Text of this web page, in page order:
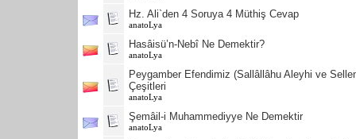
Hz. Ali`den 4 Soruya 4 Müthiş Cevap
anatoLya
Hasâisü’n-Nebî Ne Demektir?
anatoLya
Peygamber Efendimiz (Sallâllâhu Aleyhi ve
Çeşitleri
anatoLya
Şemâil-i Muhammediyye Ne Demektir
anatoLya